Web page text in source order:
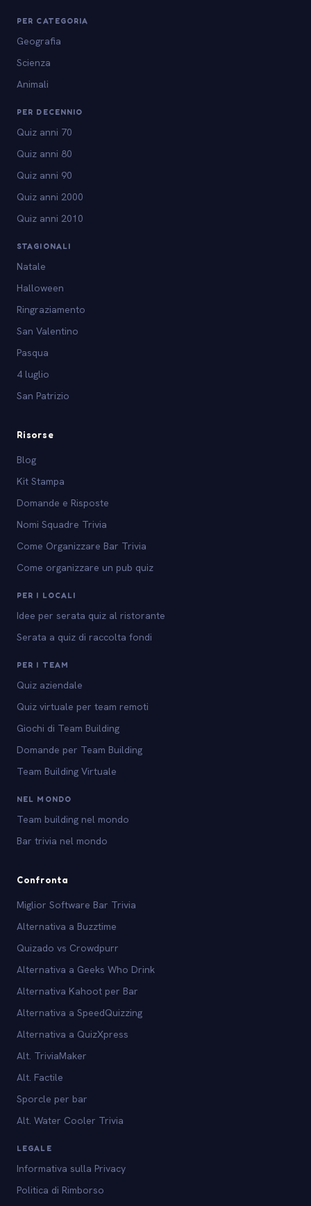
PER CATEGORIA
Geografia
Scienza
Animali
PER DECENNIO
Quiz anni 70
Quiz anni 80
Quiz anni 90
Quiz anni 2000
Quiz anni 2010
STAGIONALI
Natale
Halloween
Ringraziamento
San Valentino
Pasqua
4 luglio
San Patrizio
Risorse
Blog
Kit Stampa
Domande e Risposte
Nomi Squadre Trivia
Come Organizzare Bar Trivia
Come organizzare un pub quiz
PER I LOCALI
Idee per serata quiz al ristorante
Serata a quiz di raccolta fondi
PER I TEAM
Quiz aziendale
Quiz virtuale per team remoti
Giochi di Team Building
Domande per Team Building
Team Building Virtuale
NEL MONDO
Team building nel mondo
Bar trivia nel mondo
Confronta
Miglior Software Bar Trivia
Alternativa a Buzztime
Quizado vs Crowdpurr
Alternativa a Geeks Who Drink
Alternativa Kahoot per Bar
Alternativa a SpeedQuizzing
Alternativa a QuizXpress
Alt. TriviaMaker
Alt. Factile
Sporcle per bar
Alt. Water Cooler Trivia
LEGALE
Informativa sulla Privacy
Politica di Rimborso